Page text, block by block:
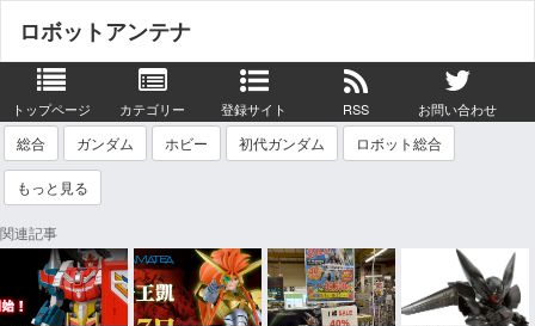
ロボットアンテナ
トップページ カテゴリー 登録サイト RSS お問い合わせ
総合 ガンダム ホビー 初代ガンダム ロボット総合
もっと見る
関連記事